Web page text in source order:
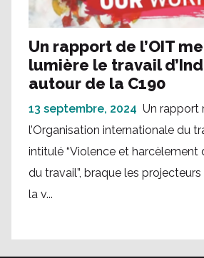
Un rapport de l’OIT
lumière le travail
autour de la C190
13 septembre, 2024 Un rapport
l’Organisation internationale du
intitulé “Violence et harcèlement
du travail”, braque les projecteurs
la v...